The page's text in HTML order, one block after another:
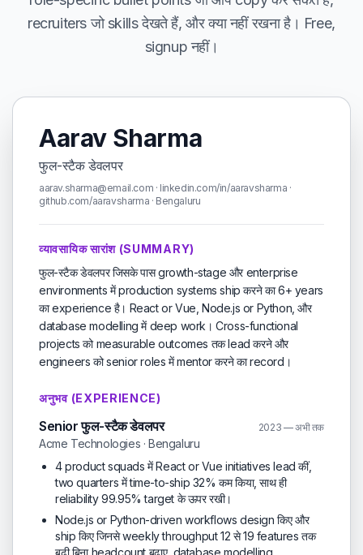
recruiters जो skills देखते हैं, और क्या नहीं रखना है। Free,
signup नहीं।
Aarav Sharma
फुल-स्टैक डेवलपर
aarav.sharma@email.com · linkedin.com/in/aaravsharma ·
github.com/aaravsharma · Bengaluru
व्यावसायिक सारांश (SUMMARY)
फुल-स्टैक डेवलपर जिसके पास growth-stage और enterprise
environments में production systems ship करने का 6+ years
का experience है। React or Vue, Node.js or Python, और
database modelling में deep work। Cross-functional
projects को measurable outcomes तक lead करने और
engineers को senior roles में mentor करने का record।
अनुभव (EXPERIENCE)
Senior फुल-स्टैक डेवलपर 2023 — अभी तक
Acme Technologies · Bengaluru
4 product squads में React or Vue initiatives lead कीं,
two quarters में time-to-ship 32% कम किया, साथ ही
reliability 99.95% target के ऊपर रखी।
Node.js or Python-driven workflows design किए और
ship किए जिनसे weekly throughput 12 से 19 features तक
बढ़ी बिना headcount बढ़ाए, database modelling